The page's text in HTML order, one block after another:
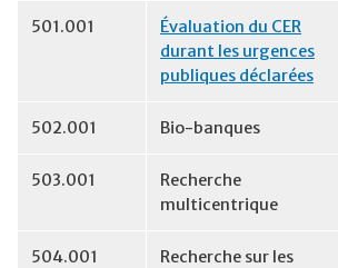
501.001
Évaluation du CER
durant les urgences
publiques déclarées
502.001 Bio-banques
503.001
Recherche
multicentrique
504.001
Recherche sur les